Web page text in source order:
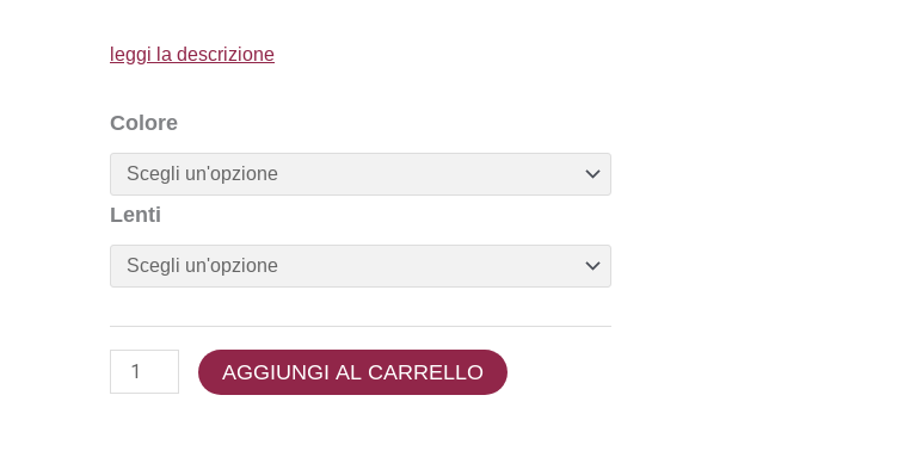
leggi la descrizione
Colore
Lenti
AGGIUNGI AL CARRELLO